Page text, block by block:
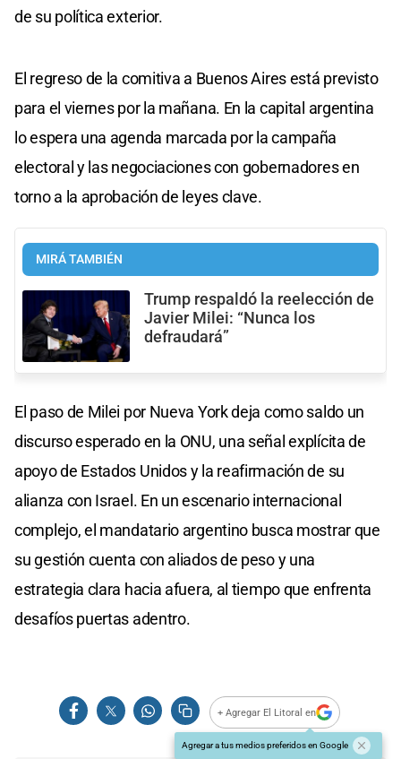
de su política exterior.
El regreso de la comitiva a Buenos Aires está previsto
para el viernes por la mañana. En la capital argentina
lo espera una agenda marcada por la campaña
electoral y las negociaciones con gobernadores en
torno a la aprobación de leyes clave.
MIRÁ TAMBIÉN
Trump respaldó la reelección de
Javier Milei: “Nunca los
defraudará”
El paso de Milei por Nueva York deja como saldo un
discurso esperado en la ONU, una señal explícita de
apoyo de Estados Unidos y la reafirmación de su
alianza con Israel. En un escenario internacional
complejo, el mandatario argentino busca mostrar que
su gestión cuenta con aliados de peso y una
estrategia clara hacia afuera, al tiempo que enfrenta
desafíos puertas adentro.
+ Agregar El Litoral en
Agregar a tus medios preferidos en Google